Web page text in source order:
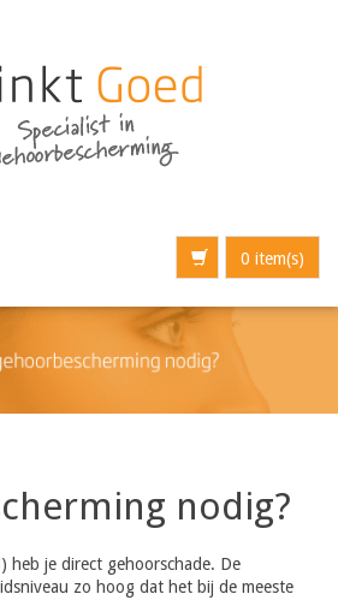
0 item(s)
nodig?
heb je direct gehoorschade. De
zo hoog dat het bij de meeste